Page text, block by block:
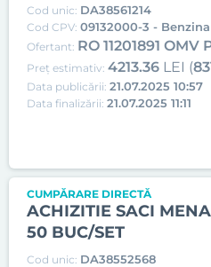
Cod unic: DA38561214
Cod CPV: 09132000-3 -
Ofertant: RO 11201891
Preț estimativ: 4213.36 LEI (
Data publicării: 21.07.2025 10:57
Data finalizării: 21.07.2025 11:11
CUMPĂRARE DIRECTĂ
ACHIZITIE SACI
50 BUC/SET
Cod unic: DA38552568